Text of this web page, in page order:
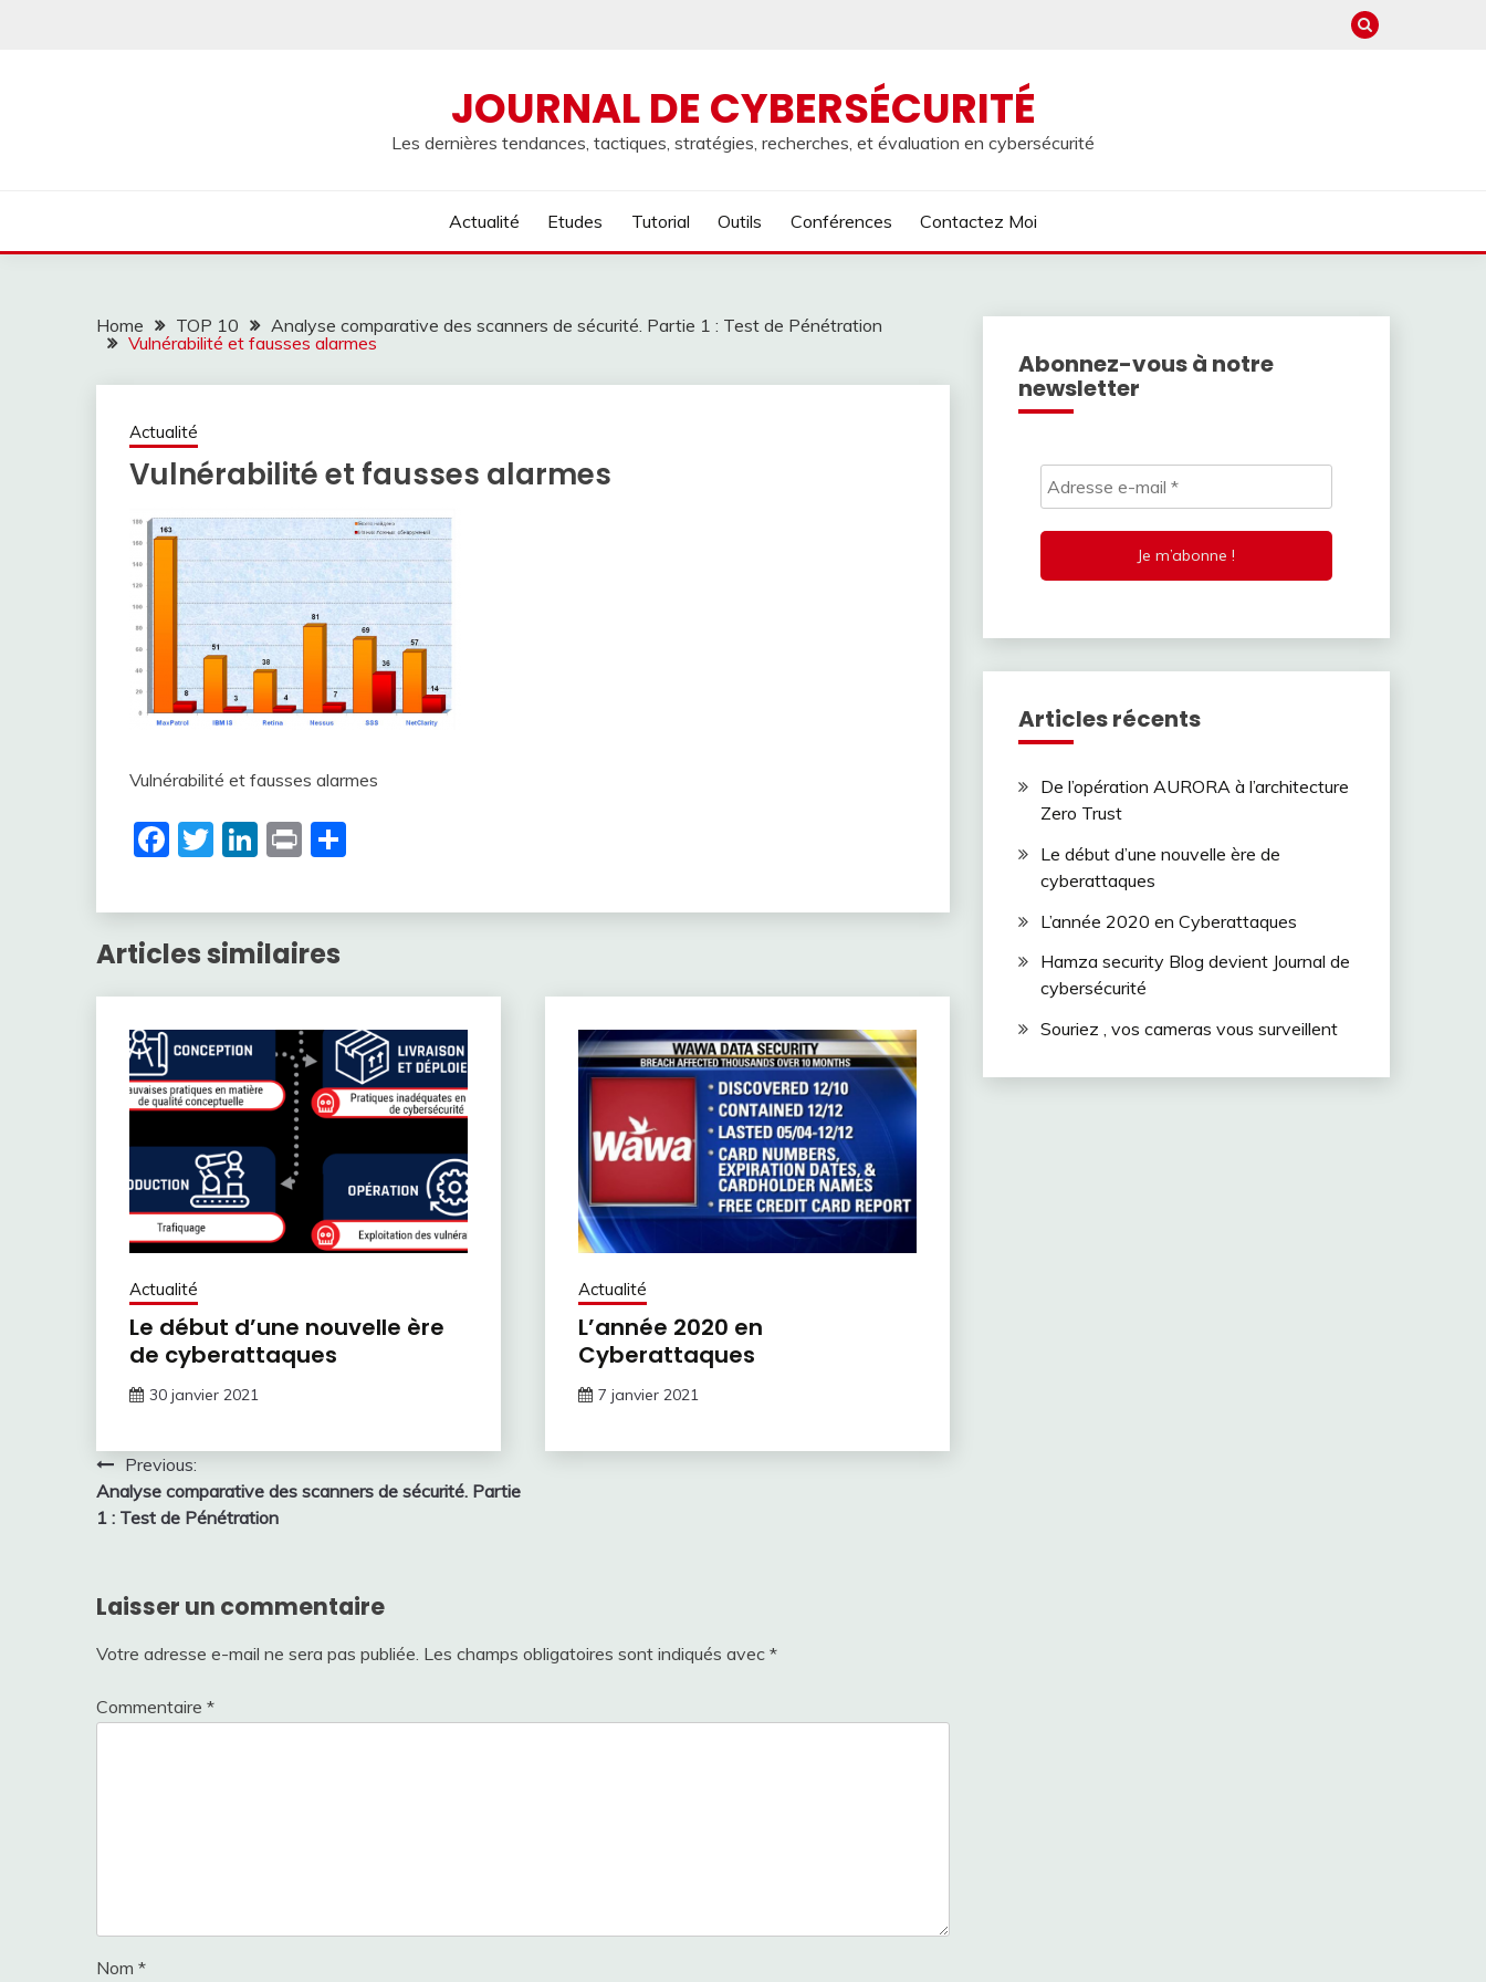
JOURNAL DE CYBERSÉCURITÉ
Les dernières tendances, tactiques, stratégies, recherches, et évaluation en cybersécurité
Actualité Etudes Tutorial Outils Conférences Contactez Moi
Home TOP 10
Analyse comparative des scanners de sécurité. Partie 1 : Test de Pénétration
Vulnérabilité et fausses alarmes
Actualité
Vulnérabilité et fausses alarmes
Vulnérabilité et fausses alarmes
Facebook
Twitter
LinkedIn
Print
Articles similaires
Actualité
Le début d’une nouvelle ère
de cyberattaques
30 janvier 2021
Actualité
L’année 2020 en
Cyberattaques
7 janvier 2021
Navigation
de
Previous:
Analyse comparative des scanners de sécurité. Partie
1 : Test de Pénétration
Laisser un commentaire
Votre adresse e-mail ne sera pas publiée. Les champs obligatoires sont indiqués avec *
Commentaire *
Nom *
Abonnez-vous à notre
newsletter
Articles récents
De l’opération AURORA à l’architecture
Zero Trust
Le début d’une nouvelle ère de
cyberattaques
L’année 2020 en Cyberattaques
Hamza security Blog devient Journal de
cybersécurité
Souriez , vos cameras vous surveillent